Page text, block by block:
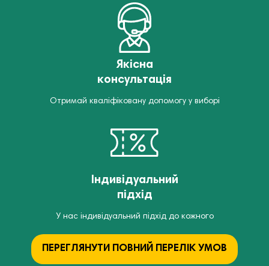
Якісна
консультація
Отримай кваліфіковану допомогу у виборі
Індивідуальний
підхід
У нас індивідуальний підхід до кожного
ПЕРЕГЛЯНУТИ ПОВНИЙ ПЕРЕЛІК УМОВ